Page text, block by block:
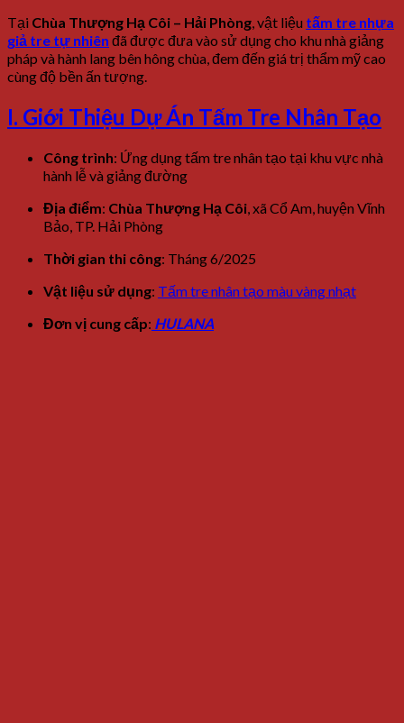
Tại Chùa Thượng Hạ Côi – Hải Phòng, vật liệu tấm tre nhựa
giả tre tự nhiên đã được đưa vào sử dụng cho khu nhà giảng
pháp và hành lang bên hông chùa, đem đến giá trị thẩm mỹ cao
cùng độ bền ấn tượng.
I. Giới Thiệu Dự Án Tấm Tre Nhân Tạo
Công trình: Ứng dụng tấm tre nhân tạo tại khu vực nhà
hành lễ và giảng đường
Địa điểm: Chùa Thượng Hạ Côi, xã Cổ Am, huyện Vĩnh
Bảo, TP. Hải Phòng
Thời gian thi công: Tháng 6/2025
Vật liệu sử dụng: Tấm tre nhân tạo màu vàng nhạt
Đơn vị cung cấp: HULANA